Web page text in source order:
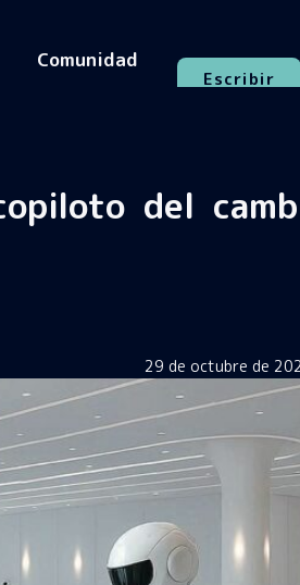
Comunidad
Escribir
del
29 de octubre de